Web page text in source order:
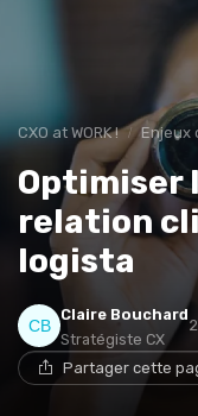
CXO at WORK ! Enjeux
Optimiser
relation
logista
Claire Bouchard
Stratégiste CX
Partager cette